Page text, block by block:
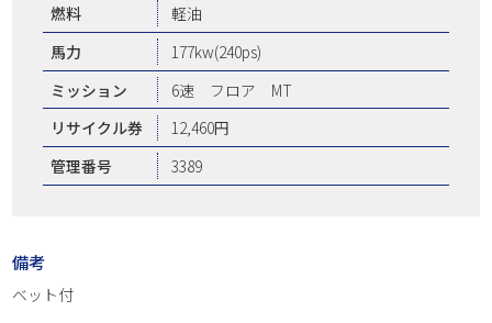
燃料
軽油
馬力
177kw(240ps)
ミッション
6速 フロア MT
リサイクル券
12,460円
管理番号
3389
備考
ベット付